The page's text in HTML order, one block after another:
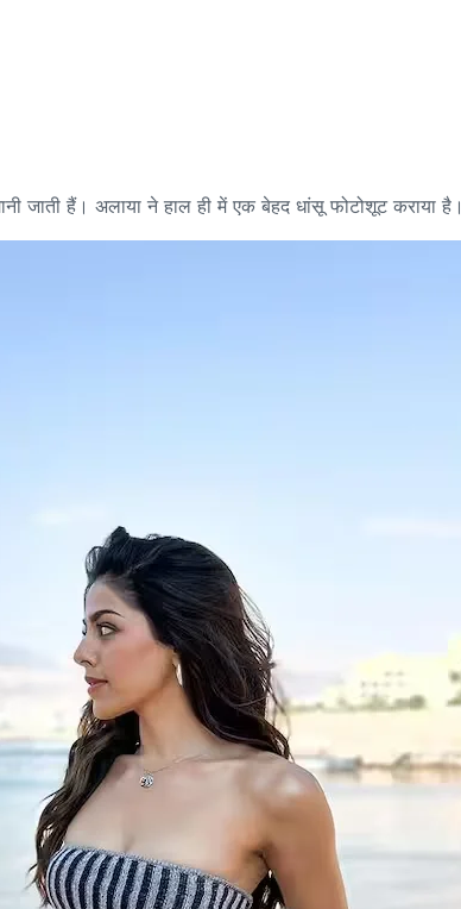
जाती हैं। अलाया ने हाल ही में एक बेहद धांसू फोटोशूट कराया है।